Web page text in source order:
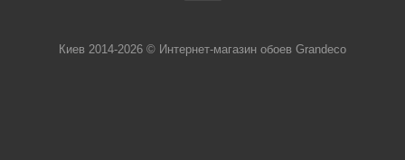
Киев 2014-2026 © Интернет-магазин обоев Grandeco